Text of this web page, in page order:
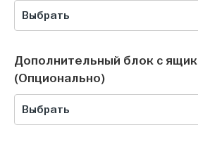
Выбрать
Дополнительный блок с
(Опционально)
Выбрать